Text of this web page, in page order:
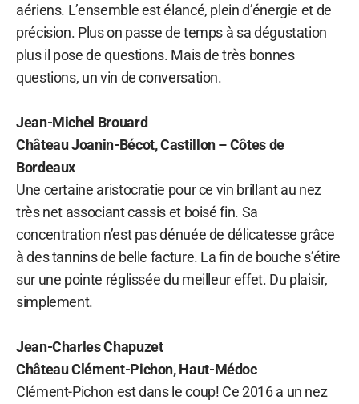
aériens. L’ensemble est élancé, plein d’énergie et de
précision. Plus on passe de temps à sa dégustation
plus il pose de questions. Mais de très bonnes
questions, un vin de conversation.
Jean-Michel Brouard
Château Joanin-Bécot, Castillon – Côtes de
Bordeaux
Une certaine aristocratie pour ce vin brillant au nez
très net associant cassis et boisé fin. Sa
concentration n’est pas dénuée de délicatesse grâce
à des tannins de belle facture. La fin de bouche s’étire
sur une pointe réglissée du meilleur effet. Du plaisir,
simplement.
Jean-Charles Chapuzet
Château Clément-Pichon, Haut-Médoc
Clément-Pichon est dans le coup! Ce 2016 a un nez